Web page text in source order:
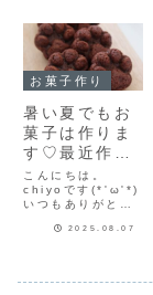
お菓子作り
暑い夏でもお
菓子は作りま
す♡最近作っ
たお菓子をま
とめて紹介！
こんにちは。
chiyoです(*'ω'*)
いつもありがとう
ひとつさせてね今
2025.08.07